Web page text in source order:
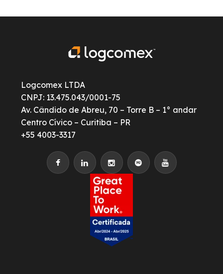
Logcomex LTDA
CNPJ: 13.475.043/0001-75
Av. Cândido de Abreu, 70 – Torre B – 1° andar
Centro Cívico – Curitiba – PR
+55 4003-3317